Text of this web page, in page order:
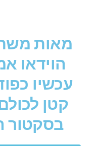
מאות
הוידאו
עכשיו
קטן
בסקטור